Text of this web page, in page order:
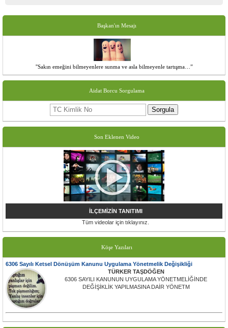
Başkan'ın Mesajı
''Sakın emeğini bilmeyenlere sunma ve asla bilmeyenle tartışma…”
Aidat Borcu Sorgulama
Sorgula
Son Eklenen Video
İLÇEMİZİN TANITIMI
Tüm videolar için tıklayınız.
Köşe Yazıları
6306 Sayılı Ketsel Dönüşüm Kanunu Uygulama Yönetmelik Değişikliği
TÜRKER TAŞDÖĞEN
6306 SAYILI KANUNUN UYGULAMA YÖNETMELİĞİNDE
DEĞİŞİKLİK YAPILMASINA DAİR YÖNETM